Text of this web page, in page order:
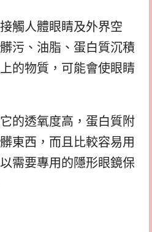
觸人體眼睛及外界空
污、油脂、蛋白質沉積
的物質，可能會使眼睛
的透氧度高，蛋白質附
東西，而且比較容易用
需要專用的隱形眼鏡保